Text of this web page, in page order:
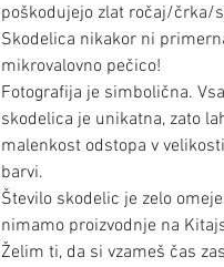
poškodujejo zlat ročaj/črka/
Skodelica nikakor ni
mikrovalovno pečico!
Fotografija je simbolična.
skodelica je unikatna, zato
malenkost odstopa v
barvi.
Število skodelic je zelo
nimamo proizvodnje na
Želim ti, da si vzameš čas